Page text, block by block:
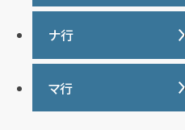
ヴァシュロンコンスタンタ
ン
ウブロ
エルメス
オーデマ ピゲ
サマンサタバサ
ジーショック
ジャガー・ルクルト
ナ行
ナイキ
マ行